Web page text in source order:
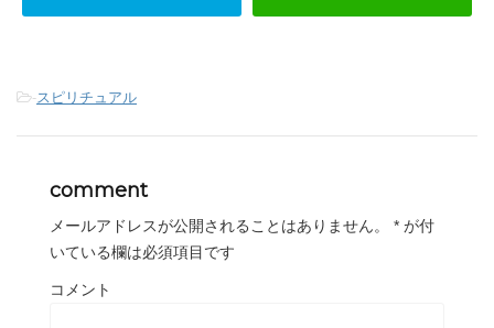
-スピリチュアル
comment
メールアドレスが公開されることはありません。 * が付
いている欄は必須項目です
コメント